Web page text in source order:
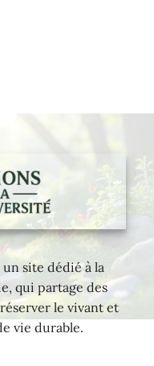
un site dédié à la
qui partage des
le vivant et
vie durable.